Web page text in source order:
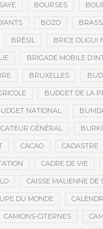
BOURSES
BOZO
BRÉSIL BRICE OLIGUI
BRIGADE MOBILE
BRUXELLES
BUDGET DE LA
NATIONAL
GÉNÉRAL
CACAO CADASTRE
CADRE DE VIE
CAISSE MALIENNE DE
DU MONDE
CAMIONS-CITERNES